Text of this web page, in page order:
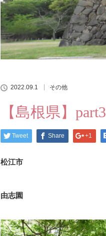
2022.09.1 その他
【島根県】part3
Tweet Share +1
松江市
由志園